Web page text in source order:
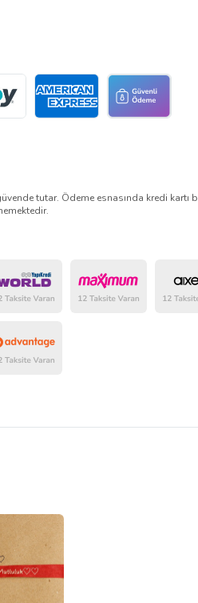
tutar. Ödeme esnasında kredi kartı